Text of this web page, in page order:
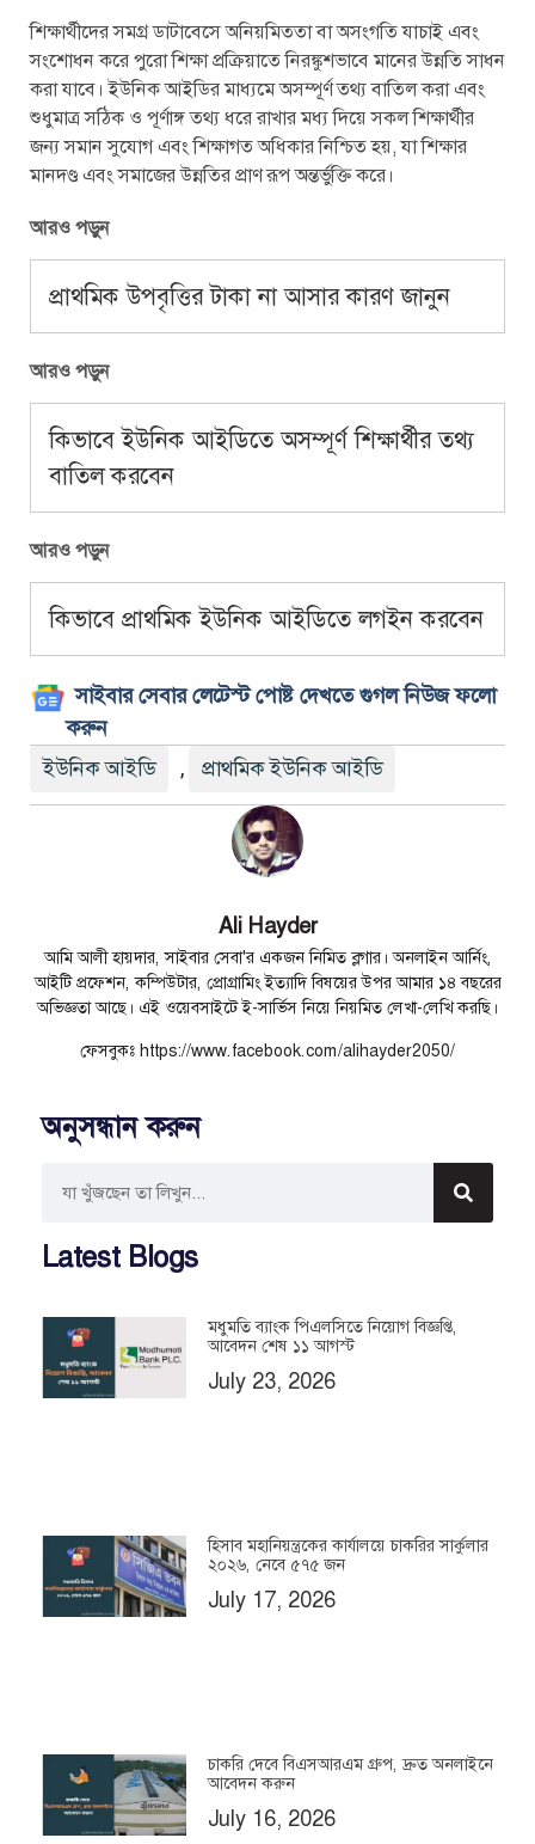
শিক্ষার্থীদের সমগ্র ডাটাবেসে অনিয়মিততা বা অসংগতি যাচাই এবং
সংশোধন করে পুরো শিক্ষা প্রক্রিয়াতে নিরঙ্কুশভাবে মানের উন্নতি সাধন
করা যাবে। ইউনিক আইডির মাধ্যমে অসম্পূর্ণ তথ্য বাতিল করা এবং
শুধুমাত্র সঠিক ও পূর্ণাঙ্গ তথ্য ধরে রাখার মধ্য দিয়ে সকল শিক্ষার্থীর
জন্য সমান সুযোগ এবং শিক্ষাগত অধিকার নিশ্চিত হয়, যা শিক্ষার
মানদণ্ড এবং সমাজের উন্নতির প্রাণ রূপ অন্তর্ভুক্তি করে।
আরও পড়ুন
প্রাথমিক উপবৃত্তির টাকা না আসার কারণ জানুন
আরও পড়ুন
কিভাবে ইউনিক আইডিতে অসম্পূর্ণ শিক্ষার্থীর তথ্য
বাতিল করবেন
আরও পড়ুন
কিভাবে প্রাথমিক ইউনিক আইডিতে লগইন করবেন
সাইবার সেবার লেটেস্ট পোষ্ট দেখতে গুগল নিউজ ফলো
করুন
ইউনিক আইডি
, প্রাথমিক ইউনিক আইডি
Ali Hayder
আমি আলী হায়দার, সাইবার সেবা'র একজন নিমিত ব্লগার। অনলাইন আর্নিং,
আইটি প্রফেশন, কম্পিউটার, প্রোগ্রামিং ইত্যাদি বিষয়ের উপর আমার ১৪ বছরের
অভিজ্ঞতা আছে। এই ওয়েবসাইটে ই-সার্ভিস নিয়ে নিয়মিত লেখা-লেখি করছি।
ফেসবুকঃ https://www.facebook.com/alihayder2050/
অনুসন্ধান করুন
Latest Blogs
মধুমতি ব্যাংক পিএলসিতে নিয়োগ বিজ্ঞপ্তি,
আবেদন শেষ ১১ আগস্ট
July 23, 2026
হিসাব মহানিয়ন্ত্রকের কার্যালয়ে চাকরির সার্কুলার
২০২৬, নেবে ৫৭৫ জন
July 17, 2026
চাকরি দেবে বিএসআরএম গ্রুপ, দ্রুত অনলাইনে
আবেদন করুন
July 16, 2026